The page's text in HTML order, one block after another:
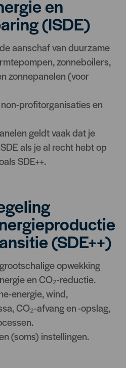
en
(ISDE)
aanschaf van duurzame
zonneboilers,
zonnepanelen (voor
profitorganisaties en
geldt vaak dat je
als je al recht hebt op
SDE++.
(SDE++)
opwekking
en CO₂-reductie.
energie, wind,
CO₂-afvang en -opslag,
(soms) instellingen.